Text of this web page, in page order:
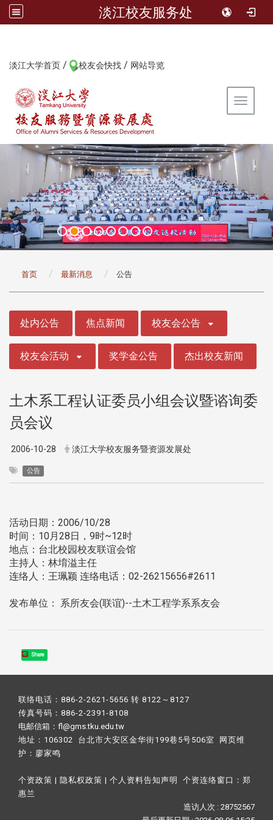
淡江校友服务处
淡江大学首页 / 校友会快找 / 网站导览
Toggle
首页 最新消息 公告
处内公告 焦点新闻 校友会公告
校友会活动 奖学金公告 杰出校友新闻
土木系工程认证委员小组会议暨谘询委
员会议
2006-10-28 淡江大学校友服务暨资源发展处
公告
活动日期：2006/10/28
时间：10月28日，9时~12时
地点：台北校园校友联谊会馆
主持人：林堉溢主任
连络人：王珮颖 连络电话：02-26215656#2611
发布单位： 系所友会(联谊)--土木工程学系系友会
Share
联络电话：886-2-2621-5656 转 8122～8127
传真号码：886-2-2391-8108
电邮信箱：fl@gms.tku.edu.tw
地址：106302 台北市大安区金华街199巷5号506室 网页维
护： 廖家鸣​
个资政策 | 隐私权政策 | 个人资料告知声明 个资连络窗口： 郑
惠兰
造访人次 : 28752567